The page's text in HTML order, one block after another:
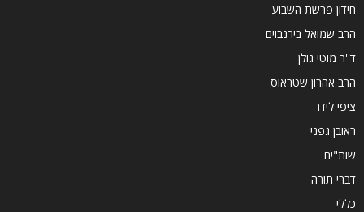
חידון פרשת השבוע
הרב שמואל בירנבוים
ד''ר מוטי גולן
הרב אהרון שטראוס
ציפי לידר
ראובן גפני
שות"ים
דברי תורה
כללי